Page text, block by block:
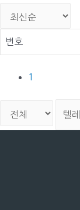
번호
1